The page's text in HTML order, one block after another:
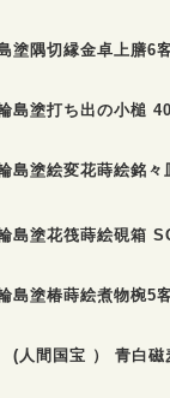
塗隅切縁金卓上膳6
島塗打ち出の小槌
島塗絵変花蒔絵銘々
島塗花筏蒔絵硯箱
島塗椿蒔絵煮物椀5
人間国宝 ） 青白磁